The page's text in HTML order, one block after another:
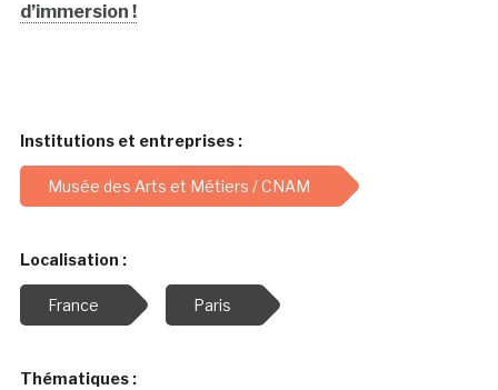
d’immersion !
Institutions et entreprises :
Musée des Arts et Métiers / CNAM
Localisation :
France Paris
Thématiques :